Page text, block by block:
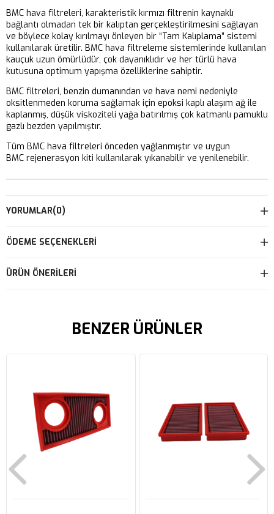
BMC hava filtreleri, karakteristik kırmızı filtrenin kaynaklı
bağlantı olmadan tek bir kalıptan gerçekleştirilmesini sağlayan
ve böylece kolay kırılmayı önleyen bir “Tam Kalıplama” sistemi
kullanılarak üretilir. BMC hava filtreleme sistemlerinde kullanılan
kauçuk uzun ömürlüdür, çok dayanıklıdır ve her türlü hava
kutusuna optimum yapışma özelliklerine sahiptir.
BMC filtreleri, benzin dumanından ve hava nemi nedeniyle
oksitlenmeden koruma sağlamak için epoksi kaplı alaşım ağ ile
kaplanmış, düşük viskoziteli yağa batırılmış çok katmanlı pamuklu
gazlı bezden yapılmıştır.
Tüm BMC hava filtreleri önceden yağlanmıştır ve uygun
BMC rejenerasyon kiti kullanılarak yıkanabilir ve yenilenebilir.
YORUMLAR(0)
ÖDEME SEÇENEKLERI
ÜRÜN ÖNERILERI
BENZER ÜRÜNLER